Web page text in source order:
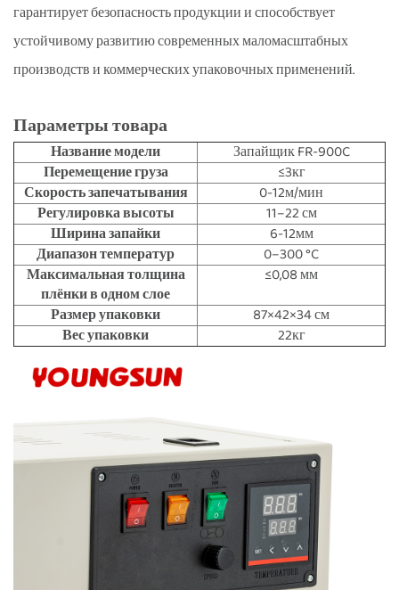
гарантирует безопасность продукции и способствует
устойчивому развитию современных маломасштабных
производств и коммерческих упаковочных применений.
Параметры товара
Название модели
Запайщик FR-900C
Перемещение груза
≤3кг
Скорость запечатывания
0-12м/мин
Регулировка высоты
11–22 см
Ширина запайки
6-12мм
Диапазон температур
0–300 °C
Максимальная толщина
плёнки в одном слое
≤0,08 мм
Размер упаковки
87×42×34 см
Вес упаковки
22кг